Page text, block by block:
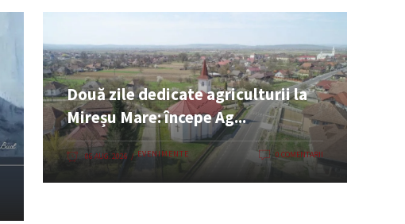
Două zile dedicate agriculturii la
Mireșu Mare: începe Ag...
06 AUG. 2026 EVENIMENTE 0 COMENTARII